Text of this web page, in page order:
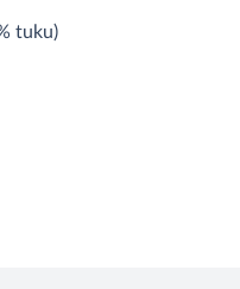
tuku)